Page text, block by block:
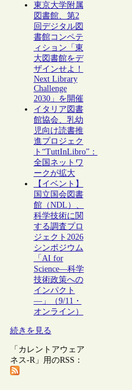
東京大学附属
図書館、第2
回デジタル図
書館コンペテ
ィション「東
大図書館をデ
ザインせよ！
Next Library
Challenge
2030」を開催
イタリア図書
館協会、乳幼
児向け読書推
進プロジェク
ト“TuttInLibro”：
全国ネットワ
ークが拡大
【イベント】
国立国会図書
館（NDL）、
科学技術に関
する調査プロ
ジェクト2026
シンポジウム
「AI for
Science―科学
技術政策への
インパクト
―」（9/11・
オンライン）
続きを見る
「カレントアウェア
ネス-R」用のRSS：